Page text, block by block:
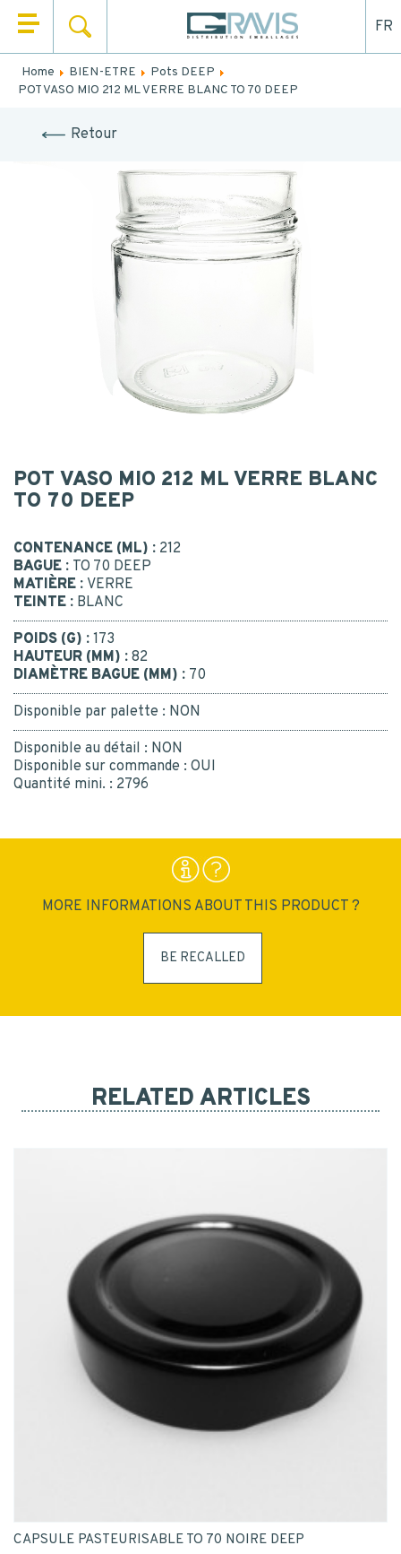
HOME
WHO ARE WE
OUR MARKETS
OUR SERVICES
NEWS
CONTACT
FR
Home BIEN-ETRE
Pots DEEP
POT VASO MIO 212 ML VERRE BLANC TO 70 DEEP
Retour
POT VASO MIO 212 ML VERRE BLANC
TO 70 DEEP
CONTENANCE (ML) : 212
BAGUE : TO 70 DEEP
MATIÈRE : VERRE
TEINTE : BLANC
POIDS (G) : 173
HAUTEUR (MM) : 82
DIAMÈTRE BAGUE (MM) : 70
Disponible par palette : NON
Disponible au détail : NON
Disponible sur commande : OUI
Quantité mini. : 2796
MORE INFORMATIONS ABOUT THIS PRODUCT ?
BE RECALLED
RELATED ARTICLES
CAPSULE PASTEURISABLE TO 70 NOIRE DEEP
Fill out the form below to be recalled or contacted by
mail.
NAME
MESSAGE
I consent to the collection, processing, use of my
personal data.*
Yes
*
SUBMIT